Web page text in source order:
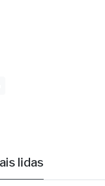
Morre aos 42 anos o